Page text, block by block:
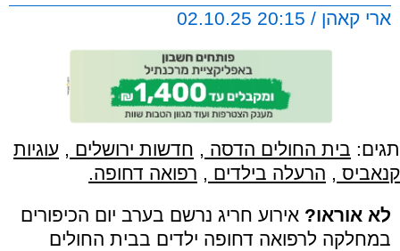
ארי קאהן / 20:15 02.10.25
תגים: בית החולים הדסה , חדשות ירושלים , עוגיות
קנאביס , הרעלה בילדים , רפואה דחופה.
לא אוראו? אירוע חריג נרשם בערב יום הכיפורים
במחלקה לרפואה דחופה ילדים בבית החולים